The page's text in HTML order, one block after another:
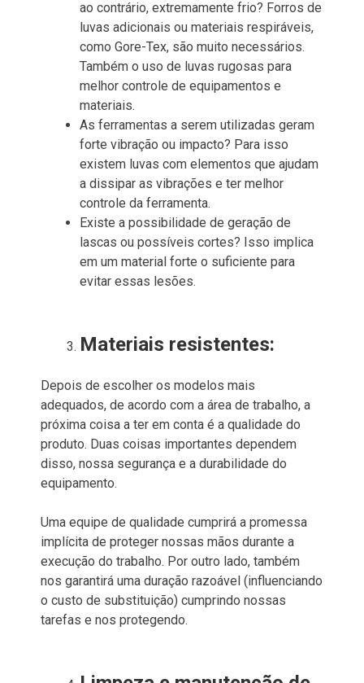
ao contrário, extremamente frio? Forros de
luvas adicionais ou materiais respiráveis,
como Gore-Tex, são muito necessários.
Também o uso de luvas rugosas para
melhor controle de equipamentos e
materiais.
As ferramentas a serem utilizadas geram
forte vibração ou impacto? Para isso
existem luvas com elementos que ajudam
a dissipar as vibrações e ter melhor
controle da ferramenta.
Existe a possibilidade de geração de
lascas ou possíveis cortes? Isso implica
em um material forte o suficiente para
evitar essas lesões.
Materiais resistentes:
Depois de escolher os modelos mais
adequados, de acordo com a área de trabalho, a
próxima coisa a ter em conta é a qualidade do
produto. Duas coisas importantes dependem
disso, nossa segurança e a durabilidade do
equipamento.
Uma equipe de qualidade cumprirá a promessa
implícita de proteger nossas mãos durante a
execução do trabalho. Por outro lado, também
nos garantirá uma duração razoável (influenciando
o custo de substituição) cumprindo nossas
tarefas e nos protegendo.